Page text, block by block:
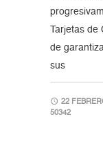
Tarjetas
de
sus
22
50342